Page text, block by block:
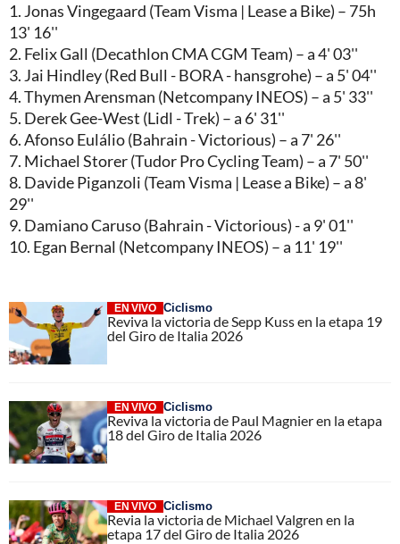
1. Jonas Vingegaard (Team Visma | Lease a Bike) – 75h
13' 16''
2. Felix Gall (Decathlon CMA CGM Team) – a 4' 03''
3. Jai Hindley (Red Bull - BORA - hansgrohe) – a 5' 04''
4. Thymen Arensman (Netcompany INEOS) – a 5' 33''
5. Derek Gee-West (Lidl - Trek) – a 6' 31''
6. Afonso Eulálio (Bahrain - Victorious) – a 7' 26''
7. Michael Storer (Tudor Pro Cycling Team) – a 7' 50''
8. Davide Piganzoli (Team Visma | Lease a Bike) – a 8'
29''
9. Damiano Caruso (Bahrain - Victorious) - a 9' 01''
10. Egan Bernal (Netcompany INEOS) – a 11' 19''
EN VIVO Ciclismo
Reviva la victoria de Sepp Kuss en la etapa 19
del Giro de Italia 2026
EN VIVO Ciclismo
Reviva la victoria de Paul Magnier en la etapa
18 del Giro de Italia 2026
EN VIVO Ciclismo
Revia la victoria de Michael Valgren en la
etapa 17 del Giro de Italia 2026